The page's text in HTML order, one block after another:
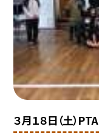
３月１８日（土）